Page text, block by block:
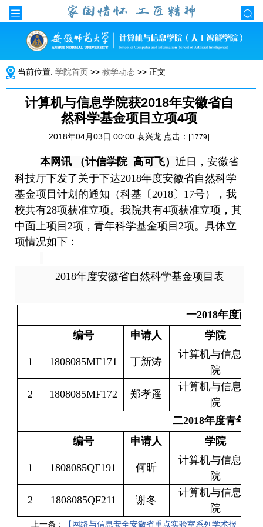
当前位置: 学院首页 >> 教学动态 >> 正文
计算机与信息学院获2018年安徽省自
然科学基金项目立项4项
2018年04月03日 00:00 袁兴龙 点击：[1779]
本网讯 （计信学院 高可飞） 近日，安徽省
科技厅下发了关于下达2018年度安徽省自然科学
基金项目计划的通知（科基 〔 2018 〕 17号），我
校共有28项获准立项。我院共有4项获准立项，其
中面上项目 2项，青年科学基金项目 2项。具体立
项情况如下：
2018年度安徽省自然科学基金项目表
一2018年度面上
编号
申请人 学院
1 1808085MF171 丁新涛
计算机与信息学
院
2 1808085MF172 郑孝遥
计算机与信息学
院
二2018年度青年科
编号
申请人 学院
1 1808085QF191 何昕
计算机与信息学
院
2 1808085QF211 谢冬
计算机与信息学
院
上一条： 【网络与信息安全安徽省重点实验室系列学术报